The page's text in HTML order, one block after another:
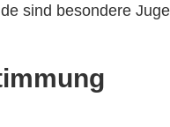
sind besondere